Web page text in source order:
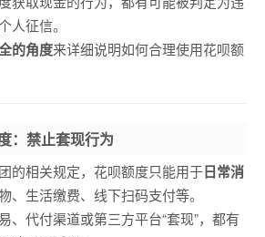
人征信。
的角度来详细说明如何合理使用花呗额
：禁止套现行为
的相关规定，花呗额度只能用于日常消
、生活缴费、线下扫码支付等。
、代付渠道或第三方平台“套现”，都有